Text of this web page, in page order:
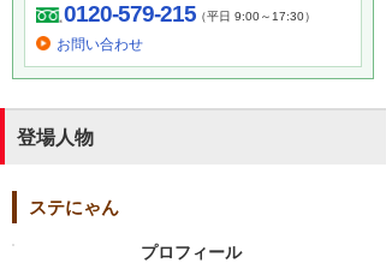
0120-579-215（平日 9:00～17:30）
お問い合わせ
登場人物
ステにゃん
プロフィール